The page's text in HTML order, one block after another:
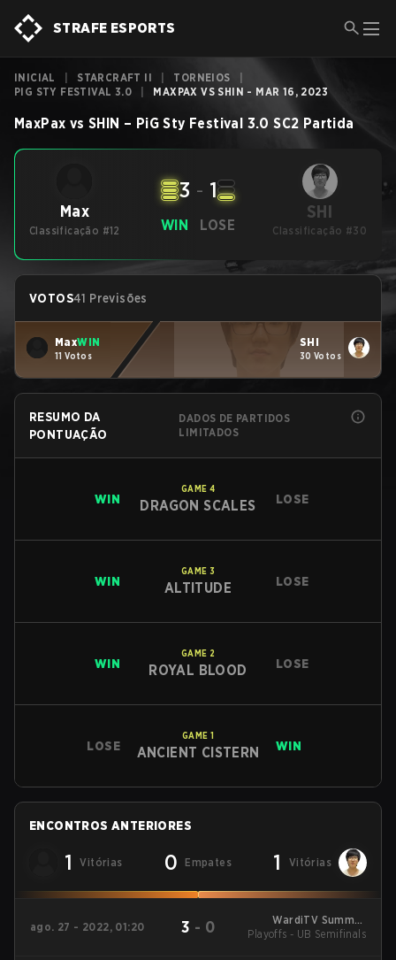
STRAFE ESPORTS
INICIAL STARCRAFT II TORNEIOS
PIG STY FESTIVAL 3.0
MAXPAX VS SHIN - MAR 16, 2023
MaxPax vs SHIN – PiG Sty Festival 3.0 SC2 Partida
Max
Classificação #12 WIN
3 - 1
LOSE
SHI
Classificação #30
VOTOS41 Previsões
MaxWIN
11 Votos
SHI
30 Votos
RESUMO DA
PONTUAÇÃO
DADOS DE PARTIDOS
LIMITADOS
WIN
GAME 4
DRAGON SCALES LOSE
WIN
GAME 3
ALTITUDE LOSE
WIN
GAME 2
ROYAL BLOOD LOSE
LOSE
GAME 1
ANCIENT CISTERN WIN
ENCONTROS ANTERIORES
1 Vitórias 0 Empates 1 Vitórias
ago. 27 - 2022, 01:20 3 - 0
WardiTV Summer
Championship 2022
Playoffs - UB Semifinals